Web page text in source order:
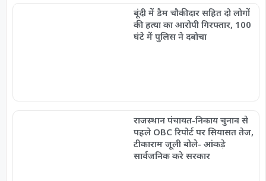
बूंदी में डैम चौकीदार सहित दो लोगों
की हत्या का आरोपी गिरफ्तार, 100
घंटे में पुलिस ने दबोचा
राजस्थान पंचायत-निकाय चुनाव से
पहले OBC रिपोर्ट पर सियासत तेज,
टीकाराम जूली बोले- आंकड़े
सार्वजनिक करे सरकार